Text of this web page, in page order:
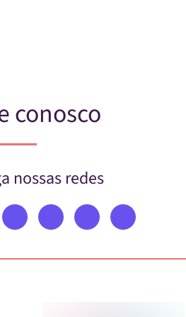
conosco
nossas redes